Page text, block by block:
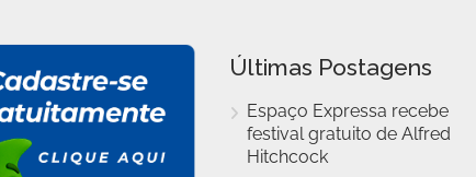
Últimas Postagens
Espaço Expressa recebe
festival gratuito de Alfred
Hitchcock